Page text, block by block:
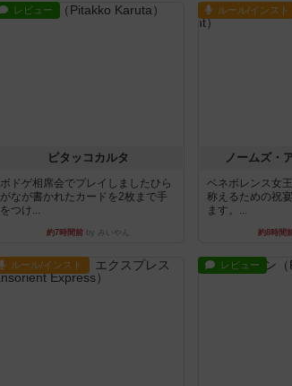
レビュー
ピタッコカルタ
ボドゲ相席会でプレイしましたひら
がなが書かれたカードを2枚まで手
をつけ...
約7時間前by みいやん
ルール/インスト
ノームズ・
ベネボレンス女
称えるための祝
ます。...
約8時間
ルール/インスト レビュー